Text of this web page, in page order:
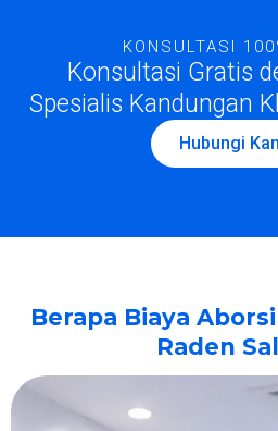
KONSULTASI
Konsultasi Gratis
Spesialis Kandungan
Hubungi
Berapa Biaya
Raden